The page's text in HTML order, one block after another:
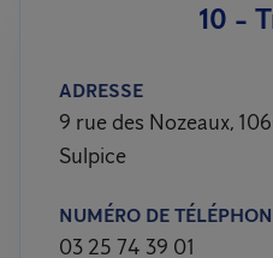
10 -
ADRESSE
9 rue des Nozeaux,
Sulpice
NUMÉRO DE
03 25 74 39 01